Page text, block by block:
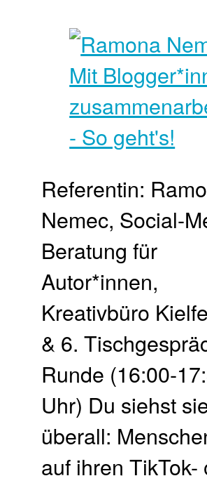
Referentin:
Nemec, Social-
Beratung für
Autor*innen,
Kreativbüro
& 6.
Runde (16:00-
Uhr) Du siehst
überall:
auf ihren TikTok-